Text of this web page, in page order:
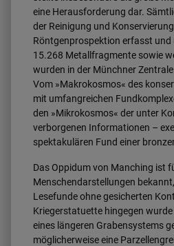
eine Herausforderung dar.
der Reinigung und
Röntgenprospektion erfasst
15.268 Metallfragmente sowie
wurden in der Münchner
Vom »Makrokosmos« des
mit umfangreichen
den »Mikrokosmos« der unter
verborgenen Informationen –
spektakulären Fund einer
Das Oppidum von Manching ist
Menschendarstellungen
Lesefunde ohne gesicherten
Kriegerstatuette hingegen
eines längeren Grabensystems
möglicherweise eine